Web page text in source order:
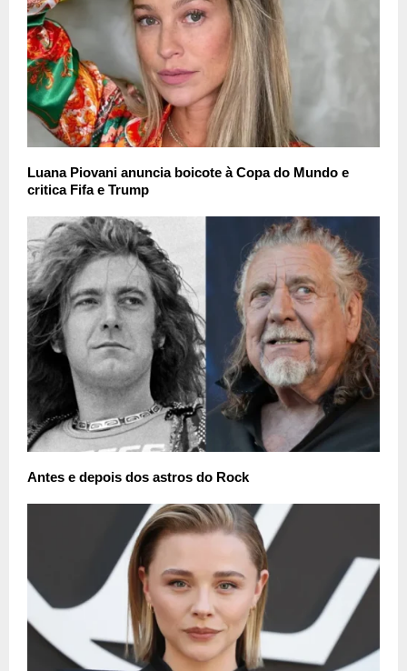
Luana Piovani anuncia boicote à Copa do Mundo e
critica Fifa e Trump
Antes e depois dos astros do Rock